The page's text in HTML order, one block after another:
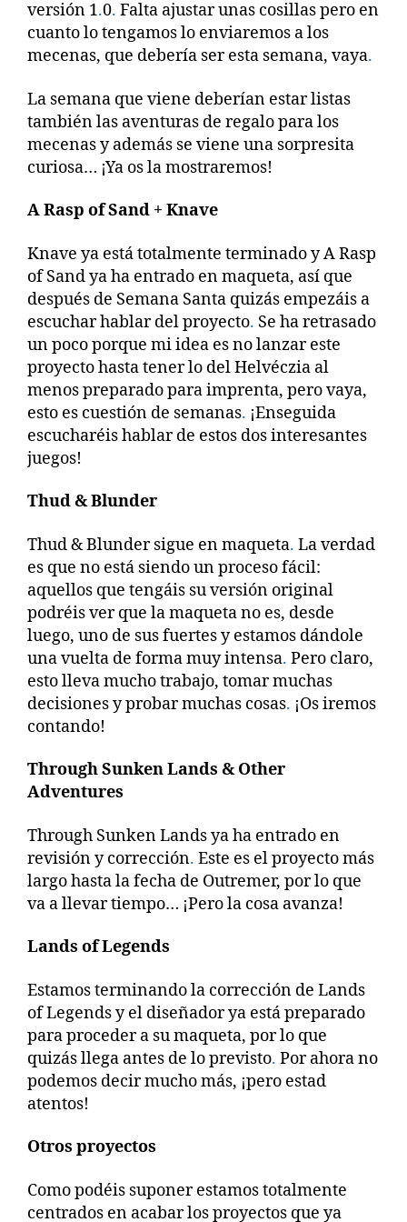
versión 1.0. Falta ajustar unas cosillas pero en
cuanto lo tengamos lo enviaremos a los
mecenas, que debería ser esta semana, vaya.
La semana que viene deberían estar listas
también las aventuras de regalo para los
mecenas y además se viene una sorpresita
curiosa… ¡Ya os la mostraremos!
A Rasp of Sand + Knave
Knave ya está totalmente terminado y A Rasp
of Sand ya ha entrado en maqueta, así que
después de Semana Santa quizás empezáis a
escuchar hablar del proyecto. Se ha retrasado
un poco porque mi idea es no lanzar este
proyecto hasta tener lo del Helvéczia al
menos preparado para imprenta, pero vaya,
esto es cuestión de semanas. ¡Enseguida
escucharéis hablar de estos dos interesantes
juegos!
Thud & Blunder
Thud & Blunder sigue en maqueta. La verdad
es que no está siendo un proceso fácil:
aquellos que tengáis su versión original
podréis ver que la maqueta no es, desde
luego, uno de sus fuertes y estamos dándole
una vuelta de forma muy intensa. Pero claro,
esto lleva mucho trabajo, tomar muchas
decisiones y probar muchas cosas. ¡Os iremos
contando!
Through Sunken Lands & Other
Adventures
Through Sunken Lands ya ha entrado en
revisión y corrección. Este es el proyecto más
largo hasta la fecha de Outremer, por lo que
va a llevar tiempo… ¡Pero la cosa avanza!
Lands of Legends
Estamos terminando la corrección de Lands
of Legends y el diseñador ya está preparado
para proceder a su maqueta, por lo que
quizás llega antes de lo previsto. Por ahora no
podemos decir mucho más, ¡pero estad
atentos!
Otros proyectos
Como podéis suponer estamos totalmente
centrados en acabar los proyectos que ya